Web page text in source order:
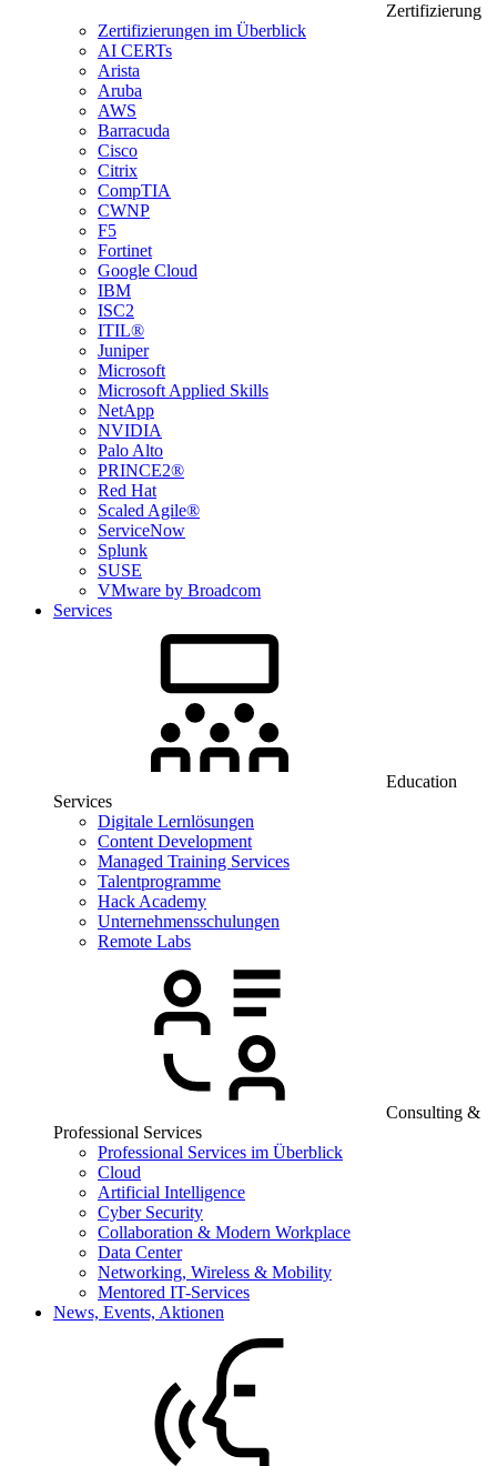
Zertifizierung
Zertifizierungen im Überblick
AI CERTs
Arista
Aruba
AWS
Barracuda
Cisco
Citrix
CompTIA
CWNP
F5
Fortinet
Google Cloud
IBM
ISC2
ITIL®
Juniper
Microsoft
Microsoft Applied Skills
NetApp
NVIDIA
Palo Alto
PRINCE2®
Red Hat
Scaled Agile®
ServiceNow
Splunk
SUSE
VMware by Broadcom
Services
Education
Services
Digitale Lernlösungen
Content Development
Managed Training Services
Talentprogramme
Hack Academy
Unternehmensschulungen
Remote Labs
Consulting &
Professional Services
Professional Services im Überblick
Cloud
Artificial Intelligence
Cyber Security
Collaboration & Modern Workplace
Data Center
Networking, Wireless & Mobility
Mentored IT-Services
News, Events, Aktionen